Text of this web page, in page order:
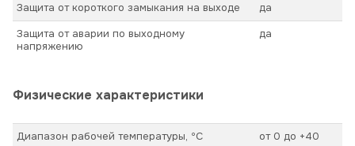
Защита от короткого замыкания на выходе
да
Защита от аварии по выходному
напряжению
да
Физические характеристики
Диапазон рабочей температуры, ºС
от 0 до +40